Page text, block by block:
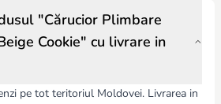
"Cărucior Plimbare
Cookie" cu livrare in
pe tot teritoriul Moldovei. Livrarea in